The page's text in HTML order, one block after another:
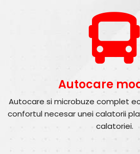
Autocare
Autocare si microbuze complet
confortul necesar unei calatorii
calatoriei.